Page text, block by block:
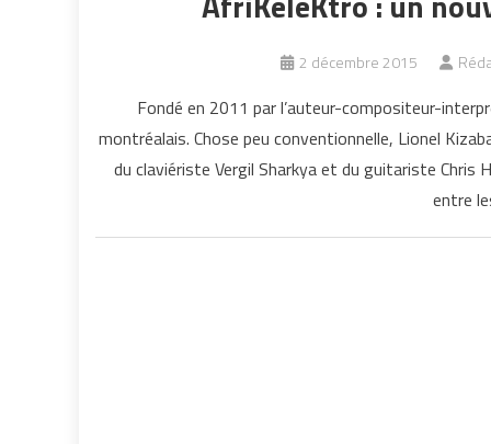
2 décembre 2015
Fondé en 2011 par l’auteur-compositeur-
montréalais. Chose peu conventionnelle, Lionel
du claviériste Vergil Sharkya et du guitariste
entre